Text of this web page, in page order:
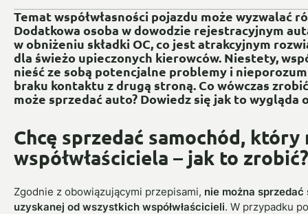
Temat współwłasności pojazdu może wyzwalać
Dodatkowa osoba w dowodzie rejestracyjnym
w obniżeniu składki OC, co jest atrakcyjnym
dla świeżo upieczonych kierowców. Niestety,
nieść ze sobą potencjalne problemy i
braku kontaktu z drugą stroną. Co wówczas
może sprzedać auto? Dowiedz się jak to wygląda
Chcę sprzedać samochód, który
współwłaściciela – jak to zrobić?
Zgodnie z obowiązującymi przepisami, nie można
uzyskanej od wszystkich współwłaścicieli. W przypadku